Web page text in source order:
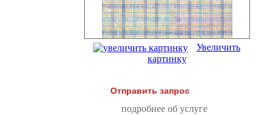
Увеличить
картинку
Отправить запрос
подробнее об услуге